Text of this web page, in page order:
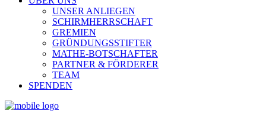
UNSER ANLIEGEN
SCHIRMHERRSCHAFT
GREMIEN
GRÜNDUNGSSTIFTER
MATHE-BOTSCHAFTER
PARTNER & FÖRDERER
TEAM
SPENDEN